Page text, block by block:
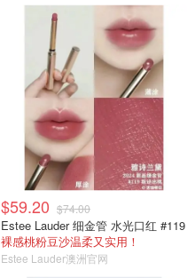
$59.20 $74.00
Estee Lauder 细金管 水光口红 #119
裸感桃粉豆沙温柔又实用！
Estee Lauder澳洲官网